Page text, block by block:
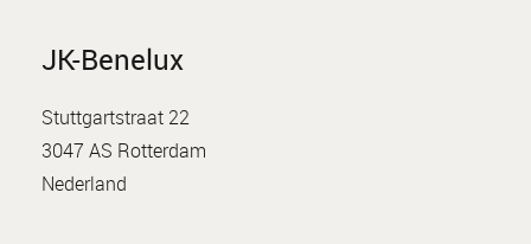
JK-Benelux
Stuttgartstraat 22
3047 AS Rotterdam
Nederland